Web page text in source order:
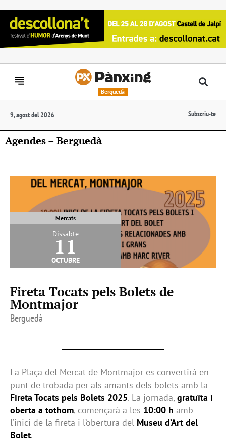
Berguedà
9, agost del 2026 Subscriu-te
Agendes – Berguedà
Mercats
Dissabte
11
octubre
Fireta Tocats pels Bolets de
Montmajor
Berguedà
La Plaça del Mercat de Montmajor es convertirà en
punt de trobada per als amants dels bolets amb la
Fireta Tocats pels Bolets 2025. La jornada, gratuïta i
oberta a tothom, començarà a les 10:00 h amb
l’inici de la fireta i l’obertura del Museu d’Art del
Bolet.